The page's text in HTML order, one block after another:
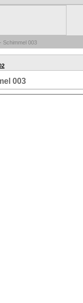
Schimmel 003
003